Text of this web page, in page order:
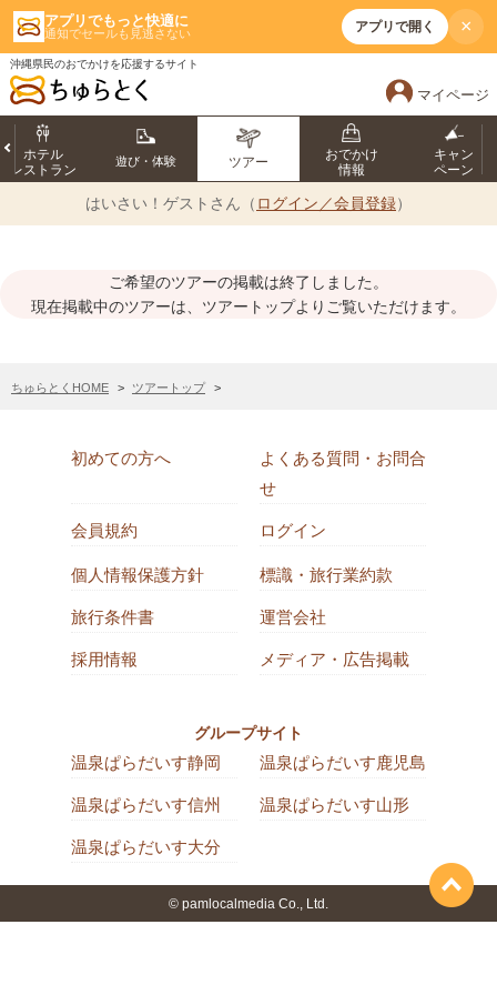
アプリでもっと快適に
通知でセールも見逃さない アプリで開く ×
沖縄県民のおでかけを応援するサイト
マイページ
ホテル
レストラン
遊び・体験 ツアー
おでかけ
情報
キャン
ペーン
はいさい！ ゲストさん（ ログイン／会員登録）
ご希望のツアーの掲載は終了しました。
現在掲載中のツアーは、ツアートップよりご覧いただけます。
ちゅらとくHOME ツアートップ
初めての方へ
よくある質問・お問合
せ
会員規約 ログイン
個人情報保護方針 標識・旅行業約款
旅行条件書 運営会社
採用情報 メディア・広告掲載
グループサイト
温泉ぱらだいす静岡 温泉ぱらだいす鹿児島
温泉ぱらだいす信州 温泉ぱらだいす山形
温泉ぱらだいす大分
© pamlocalmedia Co., Ltd.